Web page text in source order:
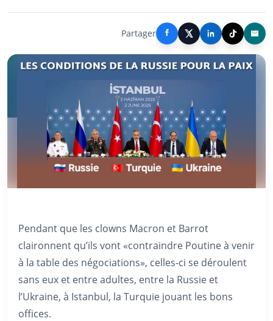
Partager
Pendant que les clowns Macron et Barrot
claironnent qu’ils vont «contraindre Poutine à venir
à la table des négociations», celles-ci se déroulent
sans eux et entre adultes, entre la Russie et
l’Ukraine, à Istanbul, la Turquie jouant les bons
offices.